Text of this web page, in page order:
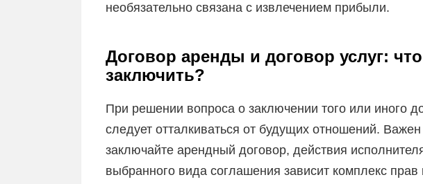
необязательно связана с извлечением прибыли.
Договор аренды и договор услуг:
заключить?
При решении вопроса о заключении того или иного
следует отталкиваться от будущих отношений.
заключайте арендный договор, действия
выбранного вида соглашения зависит комплекс прав